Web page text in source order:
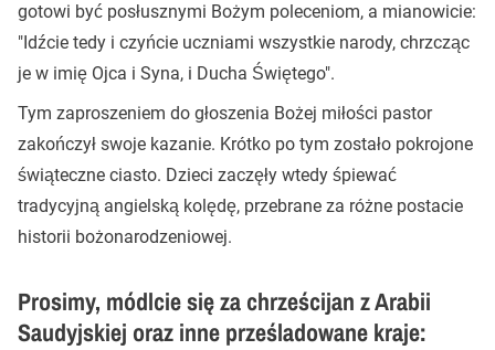
gotowi być posłusznymi Bożym poleceniom, a mianowicie:
"Idźcie tedy i czyńcie uczniami wszystkie narody, chrzcząc
je w imię Ojca i Syna, i Ducha Świętego".
Tym zaproszeniem do głoszenia Bożej miłości pastor
zakończył swoje kazanie. Krótko po tym zostało pokrojone
świąteczne ciasto. Dzieci zaczęły wtedy śpiewać
tradycyjną angielską kolędę, przebrane za różne postacie
historii bożonarodzeniowej.
Prosimy, módlcie się za chrześcijan z Arabii
Saudyjskiej oraz inne prześladowane kraje: